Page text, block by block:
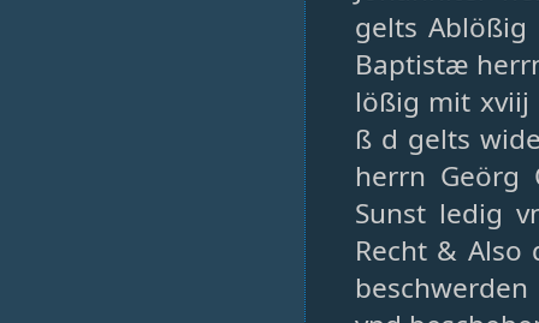
gelts
Baptistæ
lößig mit xviij
ß d gelts
herrn Geörg
Sunst ledig
Recht &